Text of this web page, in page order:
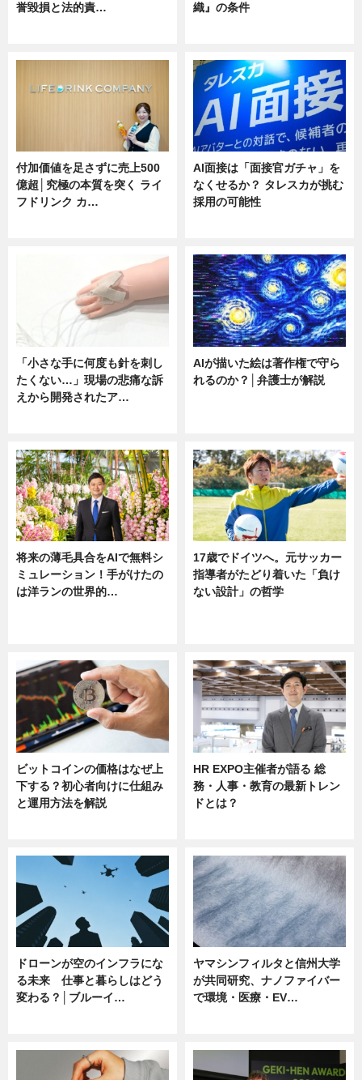
誉毀損と法的責…
織』の条件
付加価値を足さずに売上500
億超│究極の本質を突く ライ
フドリンク カ…
AI面接は「面接官ガチャ」を
なくせるか？ タレスカが挑む
採用の可能性
「小さな手に何度も針を刺し
たくない…」現場の悲痛な訴
えから開発されたア…
AIが描いた絵は著作権で守ら
れるのか？│弁護士が解説
将来の薄毛具合をAIで無料シ
ミュレーション！手がけたの
は洋ランの世界的…
17歳でドイツへ。元サッカー
指導者がたどり着いた「負け
ない設計」の哲学
ビットコインの価格はなぜ上
下する？初心者向けに仕組み
と運用方法を解説
HR EXPO主催者が語る 総
務・人事・教育の最新トレン
ドとは？
ドローンが空のインフラにな
る未来 仕事と暮らしはどう
変わる？│ブルーイ…
ヤマシンフィルタと信州大学
が共同研究、ナノファイバー
で環境・医療・EV…